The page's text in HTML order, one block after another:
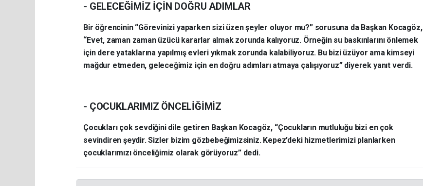
- GELECEĞİMİZ İÇİN DOĞRU ADIMLAR
Bir öğrencinin “Görevinizi yaparken sizi üzen şeyler oluyor mu?” sorusuna da Başkan Kocagöz,
“Evet, zaman zaman üzücü kararlar almak zorunda kalıyoruz. Örneğin su baskınlarını önlemek
için dere yataklarına yapılmış evleri yıkmak zorunda kalabiliyoruz. Bu bizi üzüyor ama kimseyi
mağdur etmeden, geleceğimiz için en doğru adımları atmaya çalışıyoruz” diyerek yanıt verdi.
- ÇOCUKLARIMIZ ÖNCELİĞİMİZ
Çocukları çok sevdiğini dile getiren Başkan Kocagöz, “Çocukların mutluluğu bizi en çok
sevindiren şeydir. Sizler bizim gözbebeğimizsiniz. Kepez’deki hizmetlerimizi planlarken
çocuklarımızı önceliğimiz olarak görüyoruz” dedi.